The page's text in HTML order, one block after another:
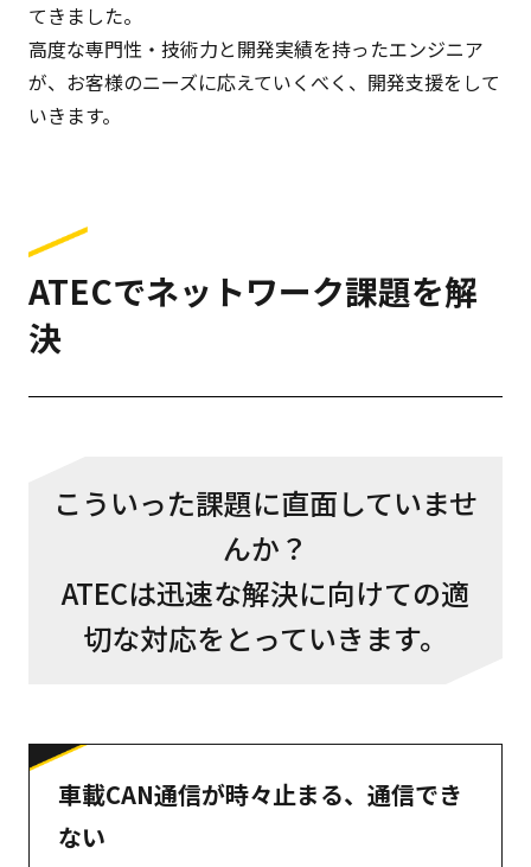
てきました。
高度な専門性・技術力と開発実績を持ったエンジニア
が、お客様のニーズに応えていくべく、開発支援をして
いきます。
ATECでネットワーク課題を解
決
こういった課題に直面していませ
んか？
ATECは迅速な解決に向けての適
切な対応をとっていきます。
車載CAN通信が時々止まる、通信でき
ない